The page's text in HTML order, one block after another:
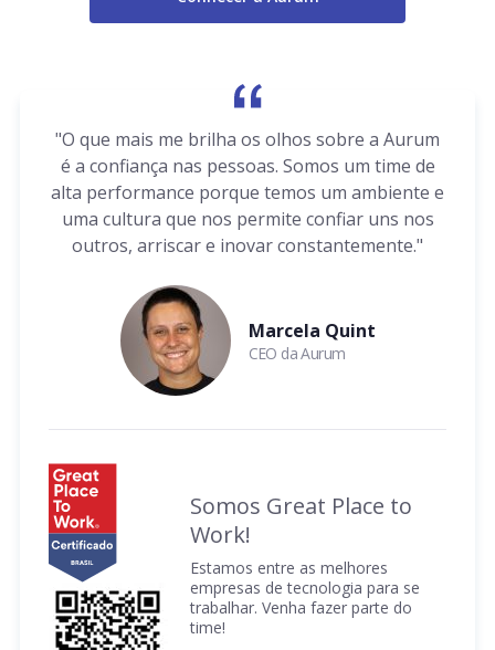
"O que mais me brilha os olhos sobre a Aurum
é a confiança nas pessoas. Somos um time de
alta performance porque temos um ambiente e
uma cultura que nos permite confiar uns nos
outros, arriscar e inovar constantemente."
Marcela Quint
CEO da Aurum
Somos Great Place to
Work!
Estamos entre as melhores
empresas de tecnologia para se
trabalhar. Venha fazer parte do
time!